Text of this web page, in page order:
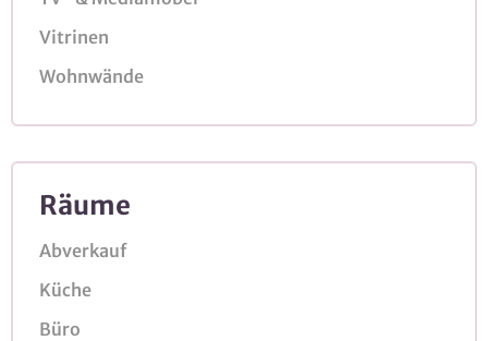
Vitrinen
Wohnwände
Räume
Abverkauf
Küche
Büro